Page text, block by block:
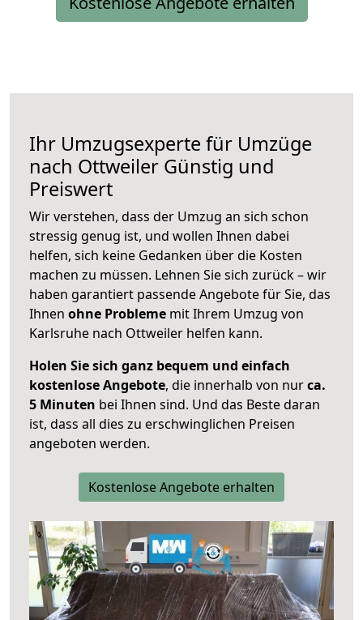
Ihr Umzugsexperte für Umzüge
nach Ottweiler Günstig und
Preiswert
Wir verstehen, dass der Umzug an sich schon
stressig genug ist, und wollen Ihnen dabei
helfen, sich keine Gedanken über die Kosten
machen zu müssen. Lehnen Sie sich zurück – wir
haben garantiert passende Angebote für Sie, das
Ihnen ohne Probleme mit Ihrem Umzug von
Karlsruhe nach Ottweiler helfen kann.
Holen Sie sich ganz bequem und einfach
kostenlose Angebote, die innerhalb von nurca.
5 Minuten bei Ihnen sind. Und das Beste daran
ist, dass all dies zu erschwinglichen Preisen
angeboten werden.
Kostenlose Angebote erhalten